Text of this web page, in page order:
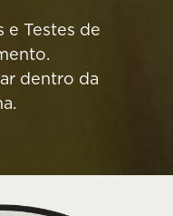
e Testes de
dentro da